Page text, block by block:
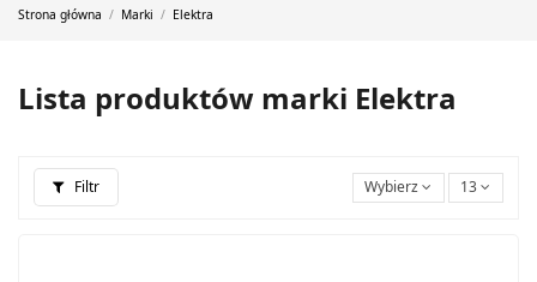
Strona główna Marki Elektra
Lista produktów marki Elektra
Filtr Wybierz 13